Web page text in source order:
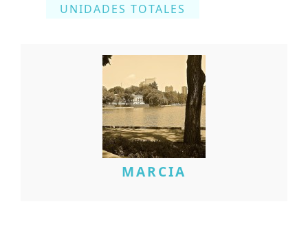
UNIDADES TOTALES
MARCIA